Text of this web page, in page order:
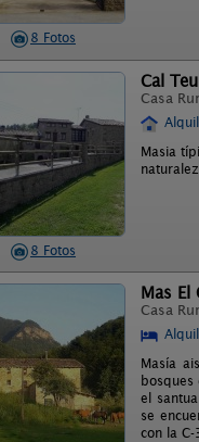
8 Fotos
8 Fotos
Cal
Casa
Masia
Mas El
Casa
Masía
bosques
el
se
con la